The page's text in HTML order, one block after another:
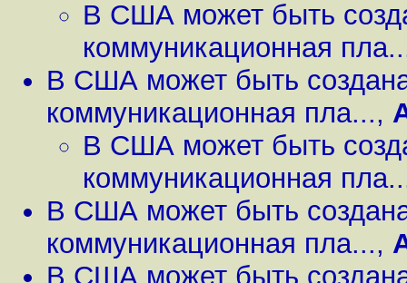
В США может быть
коммуникационная
В США может быть
коммуникационная пла...,
В США может быть
коммуникационная
В США может быть
коммуникационная пла...,
В США может быть